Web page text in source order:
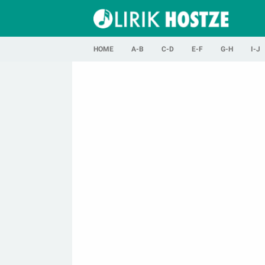
HOME A-B C-D E-F G-H I-J